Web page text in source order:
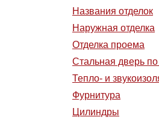
Названия отделок
Наружная отделка
Отделка проема
Стальная дверь
Тепло- и
Фурнитура
Цилиндры